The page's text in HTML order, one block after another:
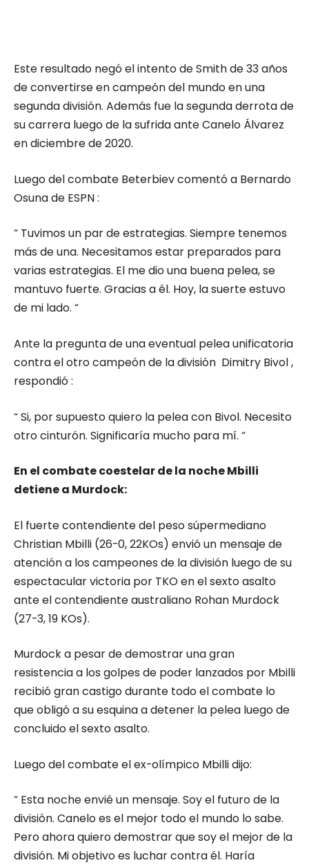
Este resultado negó el intento de Smith de 33 años
de convertirse en campeón del mundo en una
segunda división. Además fue la segunda derrota de
su carrera luego de la sufrida ante Canelo Álvarez
en diciembre de 2020.
Luego del combate Beterbiev comentó a Bernardo
Osuna de ESPN :
“ Tuvimos un par de estrategias. Siempre tenemos
más de una. Necesitamos estar preparados para
varias estrategias. El me dio una buena pelea, se
mantuvo fuerte. Gracias a él. Hoy, la suerte estuvo
de mi lado. “
Ante la pregunta de una eventual pelea unificatoria
contra el otro campeón de la división Dimitry Bivol ,
respondió :
“ Si, por supuesto quiero la pelea con Bivol. Necesito
otro cinturón. Significaría mucho para mí. “
En el combate coestelar de la noche Mbilli
detiene a Murdock:
El fuerte contendiente del peso súpermediano
Christian Mbilli (26-0, 22KOs) envió un mensaje de
atención a los campeones de la división luego de su
espectacular victoria por TKO en el sexto asalto
ante el contendiente australiano Rohan Murdock
(27-3, 19 KOs).
Murdock a pesar de demostrar una gran
resistencia a los golpes de poder lanzados por Mbilli
recibió gran castigo durante todo el combate lo
que obligó a su esquina a detener la pelea luego de
concluido el sexto asalto.
Luego del combate el ex-olímpico Mbilli dijo:
“ Esta noche envié un mensaje. Soy el futuro de la
división. Canelo es el mejor todo el mundo lo sabe.
Pero ahora quiero demostrar que soy el mejor de la
división. Mi objetivo es luchar contra él. Haría